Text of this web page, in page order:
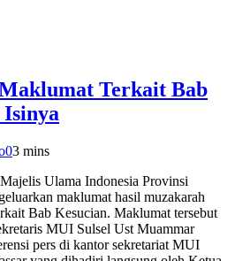
Terkait Bab
03 mins
Ulama Indonesia Provinsi
maklumat hasil muzakarah
Bab Kesucian. Maklumat tersebut
MUI Sulsel Ust Muammar
pers di kantor sekretariat MUI